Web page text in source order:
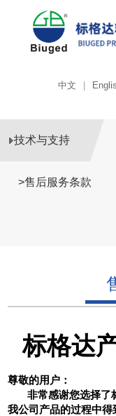
中文
技术与支持
>售后服务条款
标格达
尊敬的用户：
非常感谢您选择了
我公司产品的过程中得